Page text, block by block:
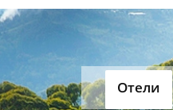
Отели